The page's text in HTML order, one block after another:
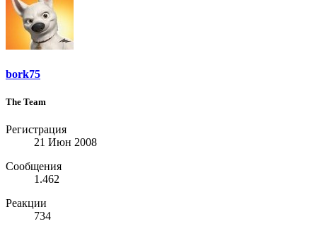
bork75
The Team
Регистрация
21 Июн 2008
Сообщения
1.462
Реакции
734